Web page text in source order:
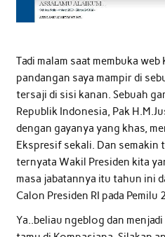
Tadi malam saat membuka
pandangan saya mampir di
tersaji di sisi kanan. Sebuah
Republik Indonesia, Pak
dengan gayanya yang khas,
Ekspresif sekali. Dan semakin
ternyata Wakil Presiden kita
masa jabatannya itu tahun ini
Calon Presiden RI pada
Ya..beliau ngeblog dan